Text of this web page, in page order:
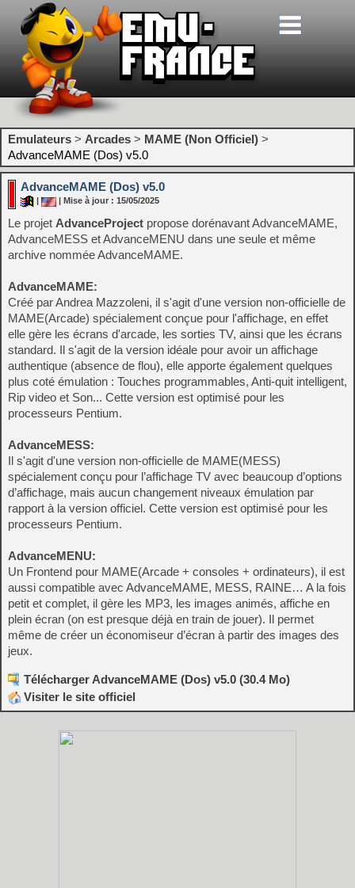
Emulateurs > Arcades > MAME (Non Officiel) >
AdvanceMAME (Dos) v5.0
AdvanceMAME (Dos) v5.0
| Mise à jour : 15/05/2025
Le projet AdvanceProject propose dorénavant AdvanceMAME,
AdvanceMESS et AdvanceMENU dans une seule et même
archive nommée AdvanceMAME.
AdvanceMAME:
Créé par Andrea Mazzoleni, il s'agit d'une version non-officielle de
MAME(Arcade) spécialement conçue pour l'affichage, en effet
elle gère les écrans d'arcade, les sorties TV, ainsi que les écrans
standard. Il s'agit de la version idéale pour avoir un affichage
authentique (absence de flou), elle apporte également quelques
plus coté émulation : Touches programmables, Anti-quit intelligent,
Rip video et Son... Cette version est optimisé pour les
processeurs Pentium.
AdvanceMESS:
Il s'agit d'une version non-officielle de MAME(MESS)
spécialement conçu pour l’affichage TV avec beaucoup d’options
d’affichage, mais aucun changement niveaux émulation par
rapport à la version officiel. Cette version est optimisé pour les
processeurs Pentium.
AdvanceMENU:
Un Frontend pour MAME(Arcade + consoles + ordinateurs), il est
aussi compatible avec AdvanceMAME, MESS, RAINE… A la fois
petit et complet, il gère les MP3, les images animés, affiche en
plein écran (on est presque déjà en train de jouer). Il permet
même de créer un économiseur d’écran à partir des images des
jeux.
Télécharger AdvanceMAME (Dos) v5.0 (30.4 Mo)
Visiter le site officiel